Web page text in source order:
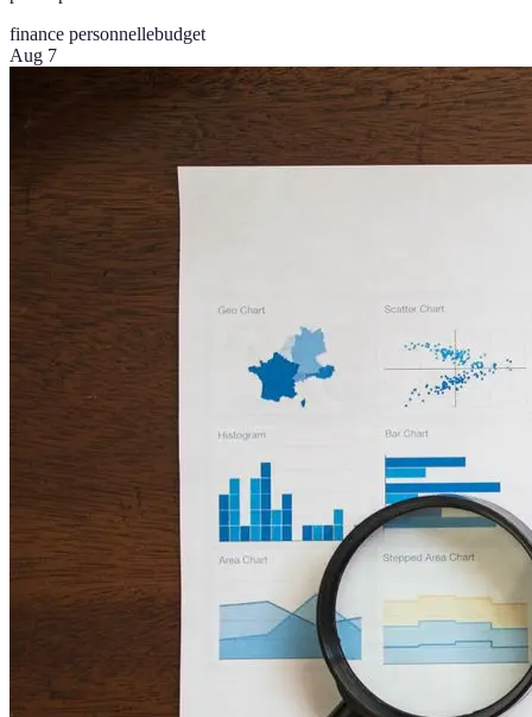
finance personnellebudget
Aug 7